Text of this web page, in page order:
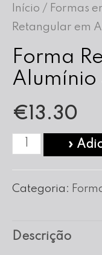
Início / Formas
Retangular em
Forma
Alumínio
€13.30
Quantidade
Forma
Alumínio
»
Categoria:
Descrição